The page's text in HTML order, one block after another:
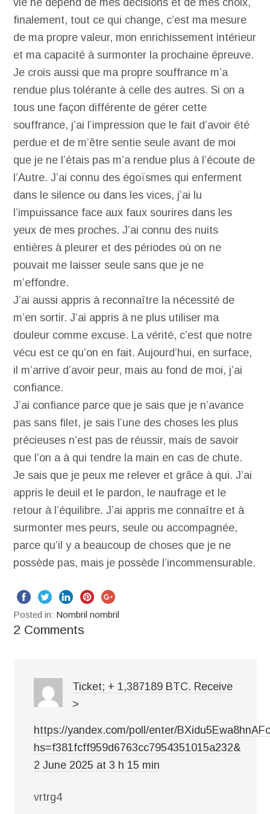
vie ne dépend de mes décisions et de mes choix,
finalement, tout ce qui change, c’est ma mesure
de ma propre valeur, mon enrichissement intérieur
et ma capacité à surmonter la prochaine épreuve.
Je crois aussi que ma propre souffrance m’a
rendue plus tolérante à celle des autres. Si on a
tous une façon différente de gérer cette
souffrance, j’ai l’impression que le fait d’avoir été
perdue et de m’être sentie seule avant de moi
que je ne l’étais pas m’a rendue plus à l’écoute de
l’Autre. J’ai connu des égoïsmes qui enferment
dans le silence ou dans les vices, j’ai lu
l’impuissance face aux faux sourires dans les
yeux de mes proches. J’ai connu des nuits
entières à pleurer et des périodes où on ne
pouvait me laisser seule sans que je ne
m’effondre.
J’ai aussi appris à reconnaître la nécessité de
m’en sortir. J’ai appris à ne plus utiliser ma
douleur comme excuse. La vérité, c’est que notre
vécu est ce qu’on en fait. Aujourd’hui, en surface,
il m’arrive d’avoir peur, mais au fond de moi, j’ai
confiance.
J’ai confiance parce que je sais que je n’avance
pas sans filet, je sais l’une des choses les plus
précieuses n’est pas de réussir, mais de savoir
que l’on a à qui tendre la main en cas de chute.
Je sais que je peux me relever et grâce à qui. J’ai
appris le deuil et le pardon, le naufrage et le
retour à l’équilibre. J’ai appris me connaître et à
surmonter mes peurs, seule ou accompagnée,
parce qu’il y a beaucoup de choses que je ne
possède pas, mais je possède l’incommensurable.
Posted in: Nombril nombril
2 Comments
Ticket; + 1,387189 BTC. Receive
>
https://yandex.com/poll/enter/
hs=f381fcff959d6763cc7954351015a232&
2 June 2025 at 3 h 15 min
vrtrg4